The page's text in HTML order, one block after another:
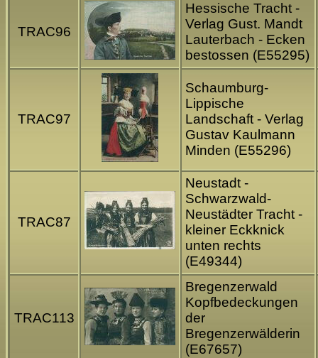
TRAC96
Hessische Tracht -
Verlag Gust. Mandt
Lauterbach - Ecken
bestossen (E55295)
TRAC97
Schaumburg-
Lippische
Landschaft - Verlag
Gustav Kaulmann
Minden (E55296)
TRAC87
Neustadt -
Schwarzwald-
Neustädter Tracht -
kleiner Eckknick
unten rechts
(E49344)
TRAC113
Bregenzerwald
Kopfbedeckungen
der
Bregenzerwälderin
(E67657)